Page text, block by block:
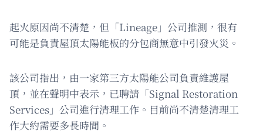
起火原因尚不清楚，但「Lineage」公司推測，很有
可能是負責屋頂太陽能板的分包商無意中引發火災。
該公司指出，由一家第三方太陽能公司負責維護屋
頂，並在聲明中表示，已聘請「Signal Restoration
Services」公司進行清理工作。目前尚不清楚清理工
作大約需要多長時間。